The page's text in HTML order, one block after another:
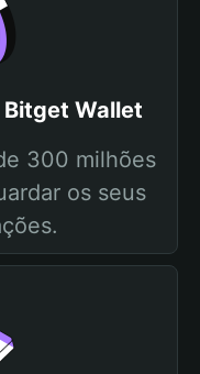
Wallet
300 milhões
os seus